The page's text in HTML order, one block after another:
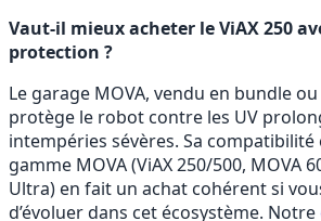
Vaut-il mieux acheter le ViAX 250
protection ?
Le garage MOVA, vendu en bundle
protège le robot contre les UV
intempéries sévères. Sa
gamme MOVA (ViAX 250/500, MOVA
Ultra) en fait un achat cohérent si
d’évoluer dans cet écosystème. Notre